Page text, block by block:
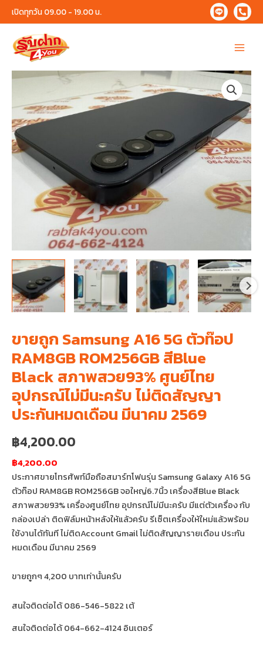
Skip
to
content
เปิดทุกวัน 09.00 - 19.00 น.
Main
Menu
ขายถูก Samsung A16 5G ตัวท๊อป
RAM8GB ROM256GB สีBlue
Black สภาพสวย93% ศูนย์ไทย
อุปกรณ์ไม่มีนะครับ ไม่ติดสัญญา
ประกันหมดเดือน มีนาคม 2569
฿4,200.00
฿4,200.00
ประกาศขายโทรศัพท์มือถือสมาร์ทโฟนรุ่น Samsung Galaxy A16 5G
ตัวท๊อป RAM8GB ROM256GB จอใหญ่6.7นิ้ว เครื่องสีBlue Black
สภาพสวย93% เครื่องศูนย์ไทย อุปกรณ์ไม่มีนะครับ มีแต่ตัวเครื่อง กับ
กล่องเปล่า ติดฟิล์มหน้าหลังให้แล้วครับ รีเซ็ตเครื่องให้ใหม่แล้วพร้อม
ใช้งานได้ทันที ไม่ติดAccount Gmail ไม่ติดสัญญารายเดือน ประกัน
หมดเดือน มีนาคม 2569
ขายถูกๆ 4,200 บาทเท่านั้นครับ
สนใจติดต่อได้ 086-546-5822 เต้
สนใจติดต่อได้ 064-662-4124 อินเตอร์